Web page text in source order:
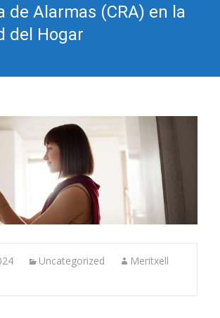
de Alarmas (CRA) en la
del Hogar
Uncategorized
Meritxell